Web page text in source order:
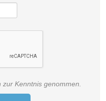
zur Kenntnis genommen.